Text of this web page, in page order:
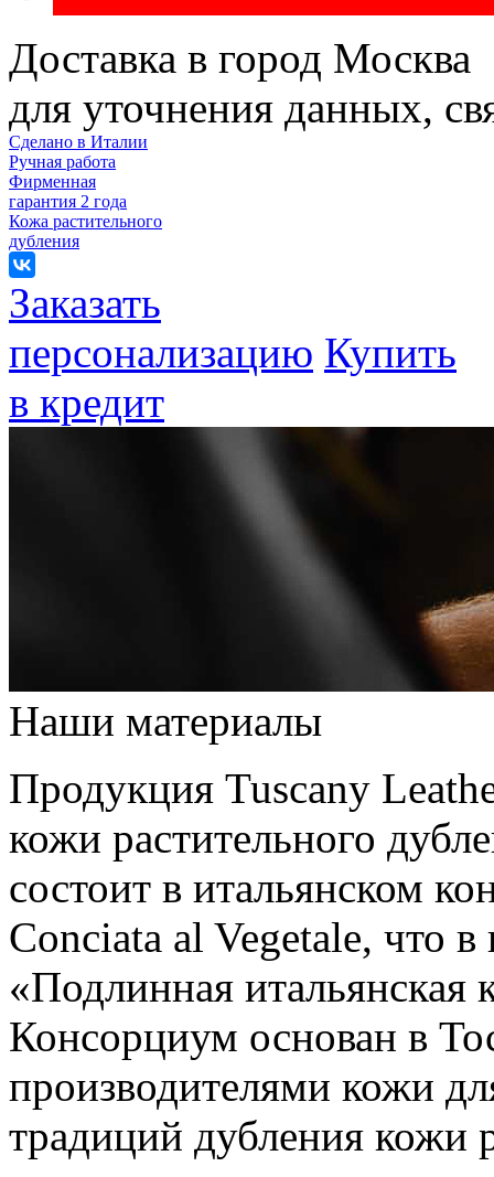
Доставка в город Москва
для уточнения данных,
Сделано в Италии
Ручная работа
Фирменная
гарантия 2 года
Кожа растительного
дубления
Заказать
персонализацию Купить
в кредит
Наши материалы
Продукция Tuscany
кожи растительного
состоит в итальянском
Conciata al Vegetale, что в
«Подлинная итальянская
Консорциум основан в
производителями кожи
традиций дубления кожи